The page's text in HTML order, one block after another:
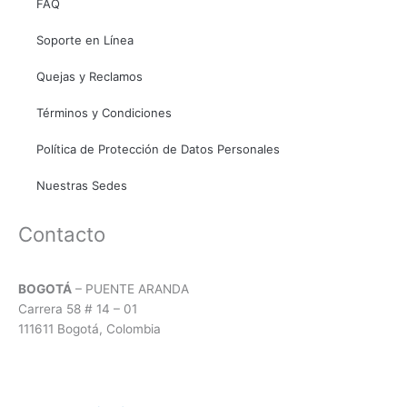
m
FAQ
Soporte en Línea
Quejas y Reclamos
Términos y Condiciones
Política de Protección de Datos Personales
Nuestras Sedes
Contacto
BOGOTÁ – PUENTE ARANDA
Carrera 58 # 14 – 01
111611 Bogotá, Colombia